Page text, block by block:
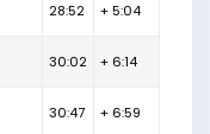
28:52 + 5:04
30:02 + 6:14
30:47 + 6:59